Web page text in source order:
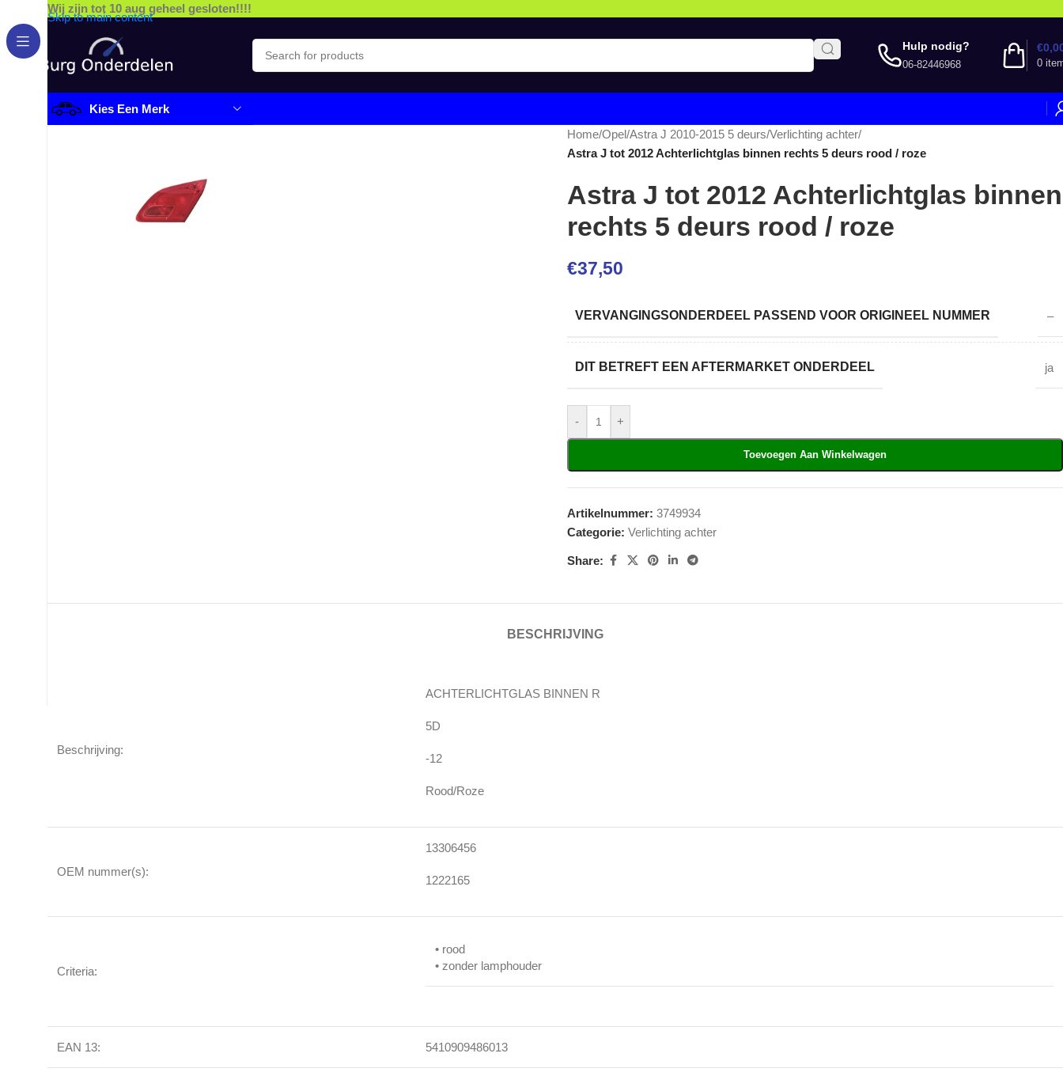
Skip to main content
Wij zijn tot 10 aug geheel gesloten!!!!
Hulp nodig?
06-82446968 0
€
Kies Een Merk
Home/Opel/Astra J 2010-2015 5 deurs/Verlichting achter/
Astra J tot 2012 Achterlichtglas binnen rechts 5 deurs rood / roze
Astra J tot 2012 Achterlichtglas binnen
rechts 5 deurs rood / roze
€37,50
VERVANGINGSONDERDEEL PASSEND VOOR ORIGINEEL NUMMER –
DIT BETREFT EEN AFTERMARKET ONDERDEEL ja
- +
Toevoegen Aan Winkelwagen
Artikelnummer: 3749934
Categorie: Verlichting achter
Share:
BESCHRIJVING
Beschrijving:
ACHTERLICHTGLAS BINNEN R
5D
-12
Rood/Roze
OEM nummer(s):
13306456
1222165
Criteria:
• rood
• zonder lamphouder
EAN 13: 5410909486013